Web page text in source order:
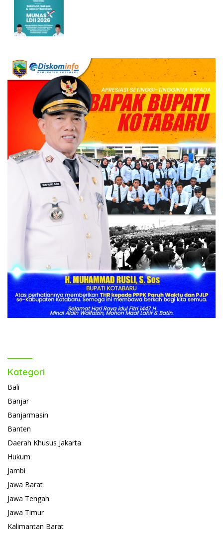
Kategori
Bali
Banjar
Banjarmasin
Banten
Daerah Khusus Jakarta
Hukum
Jambi
Jawa Barat
Jawa Tengah
Jawa Timur
Kalimantan Barat